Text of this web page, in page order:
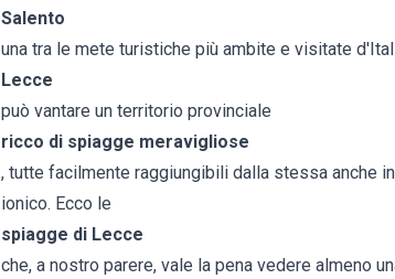
Salento
una tra le mete turistiche più ambite e visitate
Lecce
può vantare un territorio provinciale
ricco di spiagge meravigliose
, tutte facilmente raggiungibili dalla stessa anche
ionico. Ecco le
spiagge di Lecce
che, a nostro parere, vale la pena vedere almeno